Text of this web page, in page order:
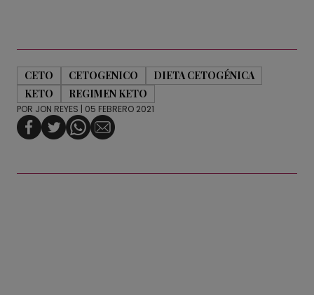
CETO CETOGENICO
DIETA CETOGÉNICA
KETO
REGIMEN KETO
POR JON REYES | 05 FEBRERO 2021